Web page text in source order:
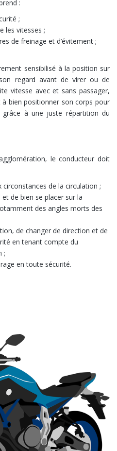
:
;
les vitesses ;
de freinage et d’évitement ;
sensibilisé à la position sur
regard avant de virer ou de
vitesse avec et sans passager,
bien positionner son corps pour
grâce à une juste répartition du
le conducteur doit
circonstances de la circulation ;
de bien se placer sur la
des angles morts des
de changer de direction et de
en tenant compte du
;
en toute sécurité.